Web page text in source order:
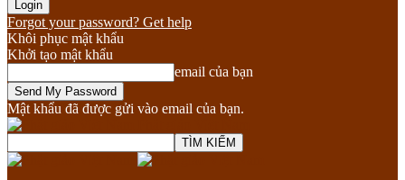
Forgot your password? Get help
Khôi phục mật khẩu
Khởi tạo mật khẩu
email của bạn
Mật khẩu đã được gửi vào email của bạn.